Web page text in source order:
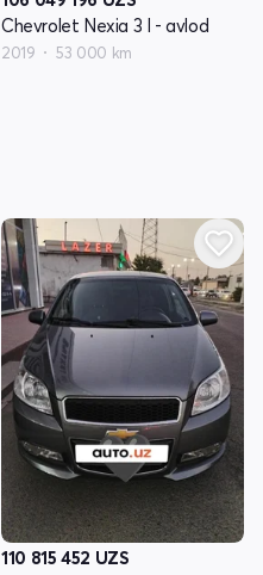
Chevrolet Nexia 3 I - avlod
2019 53 000 km
110 815 452 UZS